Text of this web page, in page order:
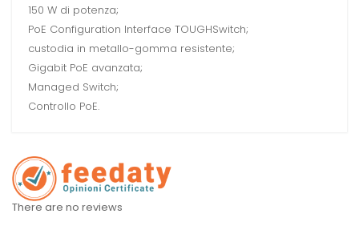
150 W di potenza;
PoE Configuration Interface TOUGHSwitch;
custodia in metallo-gomma resistente;
Gigabit PoE avanzata;
Managed Switch;
Controllo PoE.
There are no reviews